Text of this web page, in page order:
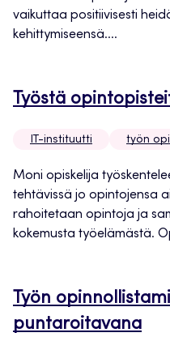
vaikuttaa positiivisesti
kehittymiseensä....
Työstä
IT-instituutti työn
Moni opiskelija
tehtävissä jo opintojensa
rahoitetaan opintoja ja
kokemusta työelämästä.
Työn
puntaroitavana